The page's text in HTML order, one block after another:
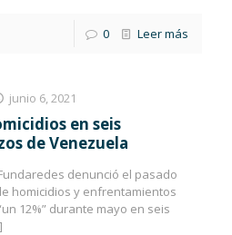
0 Leer más
junio 6, 2021
en seis
de Venezuela
denunció el pasado
homicidios y enfrentamientos
12%” durante mayo en seis